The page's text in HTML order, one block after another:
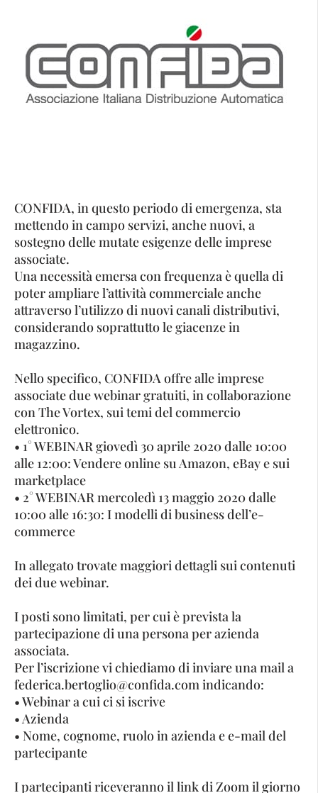
CONFIDA, in questo periodo di emergenza, sta
mettendo in campo servizi, anche nuovi, a
sostegno delle mutate esigenze delle imprese
associate.
Una necessità emersa con frequenza è quella di
poter ampliare l’attività commerciale anche
attraverso l’utilizzo di nuovi canali distributivi,
considerando soprattutto le giacenze in
magazzino.
Nello specifico, CONFIDA offre alle imprese
associate due webinar gratuiti, in collaborazione
con The Vortex, sui temi del commercio
elettronico.
• 1° WEBINAR giovedì 30 aprile 2020 dalle 10:00
alle 12:00: Vendere online su Amazon, eBay e sui
marketplace
• 2° WEBINAR mercoledì 13 maggio 2020 dalle
10:00 alle 16:30: I modelli di business dell’e-
commerce
In allegato trovate maggiori dettagli sui contenuti
dei due webinar.
I posti sono limitati, per cui è prevista la
partecipazione di una persona per azienda
associata.
Per l’iscrizione vi chiediamo di inviare una mail a
federica.bertoglio@confida.com indicando:
• Webinar a cui ci si iscrive
• Azienda
• Nome, cognome, ruolo in azienda e e-mail del
partecipante
I partecipanti riceveranno il link di Zoom il giorno